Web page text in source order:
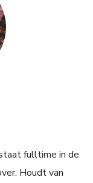
fulltime in de
Houdt van